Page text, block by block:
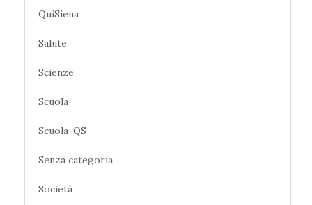
QuiSiena
Salute
Scienze
Scuola
Scuola-QS
Senza categoria
Società